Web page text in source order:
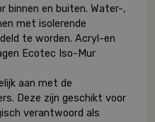
binnen en buiten. Water-,
met isolerende
te worden. Acryl-en
Ecotec Iso-Mur
aan met de
Deze zijn geschikt voor
verantwoord als